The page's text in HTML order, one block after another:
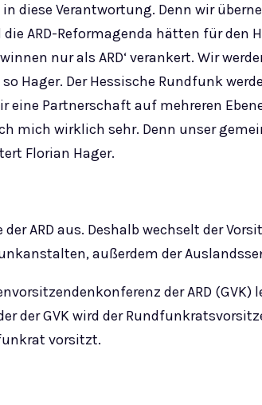
diese Verantwortung. Denn wir
ARD-Reformagenda hätten für den
nur als ARD‘ verankert. Wir
Hager. Der Hessische Rundfunk
eine Partnerschaft auf mehreren
mich wirklich sehr. Denn unser
Florian Hager.
ARD aus. Deshalb wechselt der
außerdem der
der ARD (GVK)
der GVK wird der
vorsitzt.